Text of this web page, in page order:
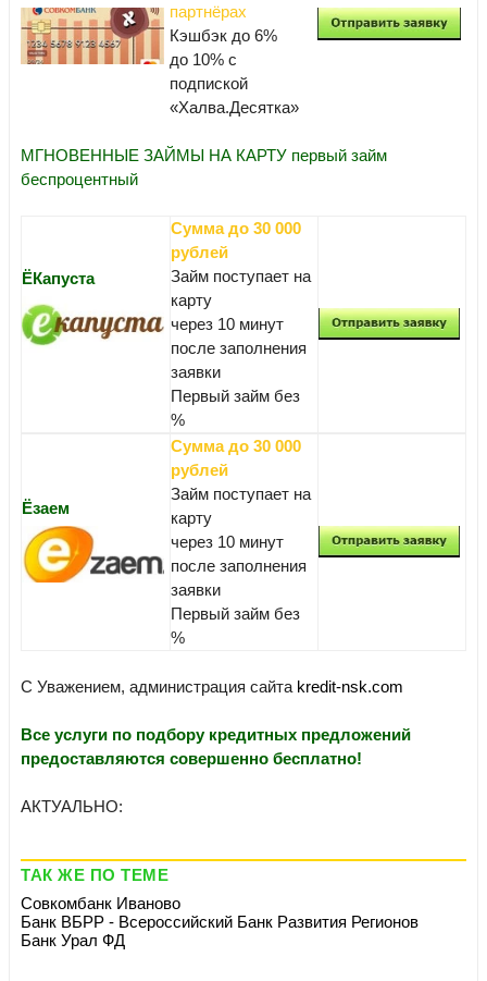
партнёрах
Кэшбэк до 6%
до 10% с
подпиской
«Халва.Десятка»
МГНОВЕННЫЕ ЗАЙМЫ НА КАРТУ первый займ
беспроцентный
ЁКапуста
Сумма до 30 000
рублей
Займ поступает на
карту
через 10 минут
после заполнения
заявки
Первый займ без
%
Ёзаем
Сумма до 30 000
рублей
Займ поступает на
карту
через 10 минут
после заполнения
заявки
Первый займ без
%
С Уважением, администрация сайта kredit-nsk.com
Все услуги по подбору кредитных предложений
предоставляются совершенно бесплатно!
АКТУАЛЬНО:
ТАК ЖЕ ПО ТЕМЕ
Совкомбанк Иваново
Банк ВБРР - Всероссийский Банк Развития Регионов
Банк Урал ФД